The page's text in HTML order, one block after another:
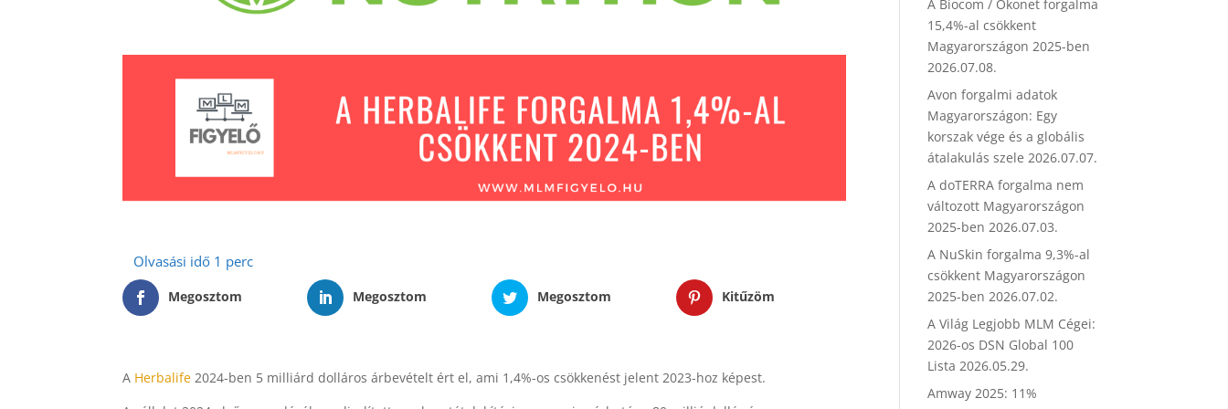
Megosztom Megosztom Megosztom Kitűzöm
A Herbalife 2024-ben 5 milliárd dolláros árbevételt ért el, ami 1,4%-os csökkenést jelent 2023-hoz képest.
A Biocom / Ökonet forgalma
15,4%-al csökkent
Magyarországon 2025-ben
2026.07.08.
Avon forgalmi adatok
Magyarországon: Egy
korszak vége és a globális
átalakulás szele 2026.07.07.
A doTERRA forgalma nem
változott Magyarországon
2025-ben 2026.07.03.
A NuSkin forgalma 9,3%-al
csökkent Magyarországon
2025-ben 2026.07.02.
A Világ Legjobb MLM Cégei:
2026-os DSN Global 100
Lista 2026.05.29.
Amway 2025: 11%